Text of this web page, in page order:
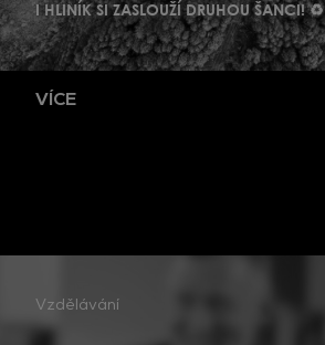
I HLINÍK SI ZASLOUŽÍ DRUHOU ŠANCI! ♻️
VÍCE
Vzdělávání